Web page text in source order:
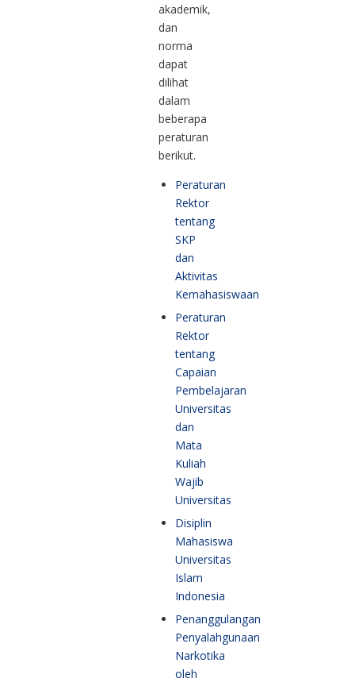
akademik,
dan
norma
dapat
dilihat
dalam
beberapa
peraturan
berikut.
Peraturan
Rektor
tentang
SKP
dan
Aktivitas
Kemahasiswaan
Peraturan
Rektor
tentang
Capaian
Pembelajaran
Universitas
dan
Mata
Kuliah
Wajib
Universitas
Disiplin
Mahasiswa
Universitas
Islam
Indonesia
Penanggulangan
Penyalahgunaan
Narkotika
oleh